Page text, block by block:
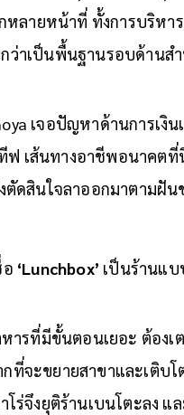
หลายหน้าที่ ทั้งการบริห
ว่าเป็นพื้นฐานรอบด้านส
เจอปัญหาด้านการเงิ
ฟ เส้นทางอาชีพอนาคต
สินใจลาออกมาตามฝัน
อ ‘Lunchbox’ เป็นร้านแ
รที่มีขั้นตอนเยอะ ต้องเ
ที่จะขยายสาขาและเติบ
ร่จึงยุติร้านเบนโตะลง แ